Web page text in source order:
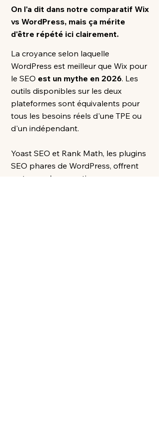
On l'a dit dans notre comparatif Wix
vs WordPress, mais ça mérite
d'être répété ici clairement.​
La croyance selon laquelle
WordPress est meilleur que Wix pour
le SEO est un mythe en 2026. Les
outils disponibles sur les deux
plateformes sont équivalents pour
tous les besoins réels d'une TPE ou
d'un indépendant.
Yoast SEO et Rank Math, les plugins
SEO phares de WordPress, offrent
certes quelques options